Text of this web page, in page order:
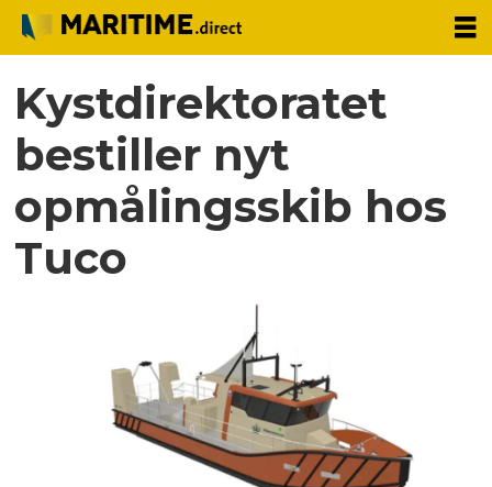
Kystdirektoratet
bestiller nyt
opmålingsskib hos
Tuco